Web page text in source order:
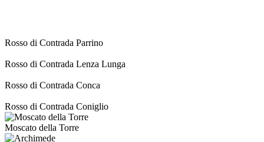
Rosso di Contrada Parrino
Rosso di Contrada Lenza Lunga
Rosso di Contrada Conca
Rosso di Contrada Coniglio
Moscato della Torre